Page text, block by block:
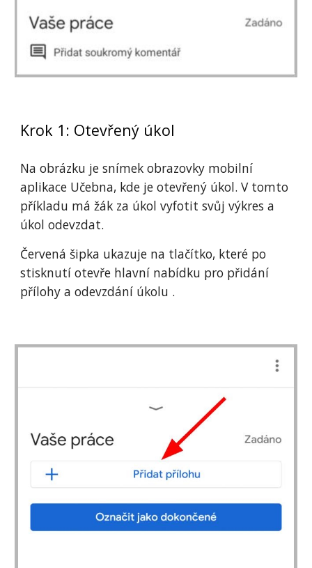
Krok 1: Otevřený úkol
Na obrázku je snímek obrazovky mobilní
aplikace Učebna, kde je otevřený úkol. V tomto
příkladu má žák za úkol vyfotit svůj výkres a
úkol odevzdat.
Červená šipka ukazuje na tlačítko, které po
stisknutí otevře hlavní nabídku pro přidání
přílohy a odevzdání úkolu .